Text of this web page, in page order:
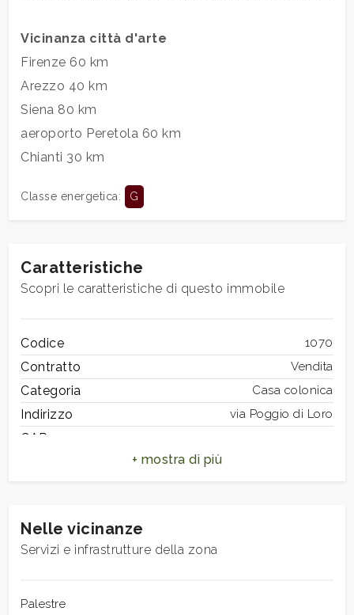
Vicinanza città d'arte
Firenze 60 km
Arezzo 40 km
Siena 80 km
aeroporto Peretola 60 km
Chianti 30 km
Classe energetica: G
Caratteristiche
Scopri le caratteristiche di questo immobile
Codice 1070
Contratto Vendita
Categoria Casa colonica
Indirizzo via Poggio di Loro
CAP
Camere
Bagni
Stato conservazione
Nelle vicinanze
Servizi e infrastrutture della zona
Palestre
5+
Bagni
Qualsiasi
4
5
minime
1